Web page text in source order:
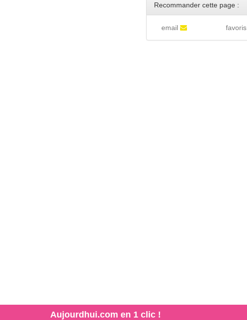
Recommander cette page :
email favoris
Aujourdhui.com en 1 clic !